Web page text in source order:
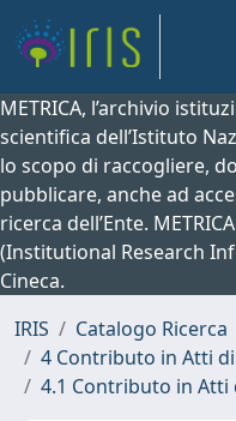
METRICA, l’archivio
scientifica dell’Istituto
lo scopo di raccogliere,
pubblicare, anche ad
ricerca dell’Ente.
(Institutional Research
Cineca.
IRIS
Catalogo Ricerca
4 Contributo in Atti
4.1 Contributo in Atti